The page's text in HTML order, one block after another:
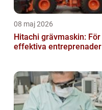
08 maj 2026
Hitachi grävmaskin: För
effektiva entreprenader